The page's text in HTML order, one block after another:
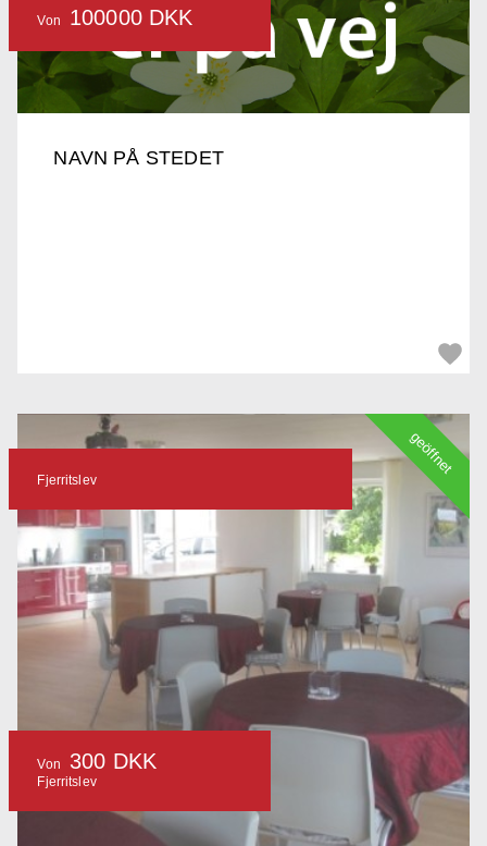
NAVN PÅ STEDET
Von 100000 DKK
Fjerritslev
Von 300 DKK
Fjerritslev
geöffnet